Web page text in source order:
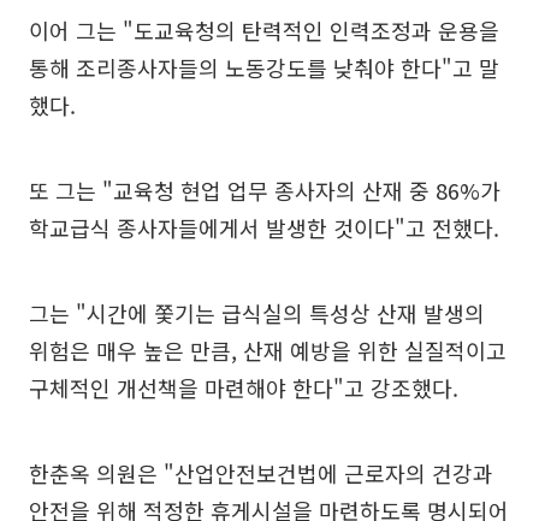
이어 그는 "도교육청의 탄력적인 인력조정과 운용을
통해 조리종사자들의 노동강도를 낮춰야 한다"고 말
했다.
또 그는 "교육청 현업 업무 종사자의 산재 중 86%가
학교급식 종사자들에게서 발생한 것이다"고 전했다.
그는 "시간에 쫓기는 급식실의 특성상 산재 발생의
위험은 매우 높은 만큼, 산재 예방을 위한 실질적이고
구체적인 개선책을 마련해야 한다"고 강조했다.
한춘옥 의원은 "산업안전보건법에 근로자의 건강과
안전을 위해 적정한 휴게시설을 마련하도록 명시되어